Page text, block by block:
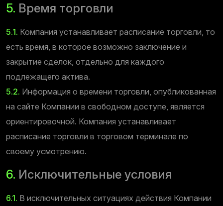
5. Время торговли
5.1. Компания устанавливает расписание торговли, то
есть время, в которое возможно заключение и
закрытие сделок, отдельно для каждого
подлежащего актива.
5.2. Информация о времени торговли, опубликованная
на сайте Компании в свободном доступе, является
ориентировочной. Компания устанавливает
расписание торговли в торговом терминале по
своему усмотрению.
6. Исключительные условия
6.1. В исключительных ситуациях действия Компании